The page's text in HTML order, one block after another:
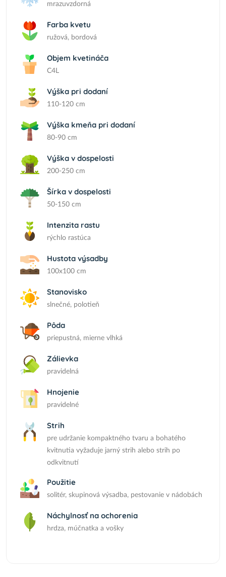
mrazuvzdorná
Farba kvetu
ružová, bordová
Objem kvetináča
C4L
Výška pri dodaní
110-120 cm
Výška kmeňa pri dodaní
80-90 cm
Výška v dospelosti
200-250 cm
Šírka v dospelosti
50-150 cm
Intenzita rastu
rýchlo rastúca
Hustota výsadby
100x100 cm
Stanovisko
slnečné, polotieň
Pôda
priepustná, mierne vlhká
Zálievka
pravidelná
Hnojenie
pravidelné
Strih
pre udržanie kompaktného tvaru a bohatého
kvitnutia vyžaduje jarný strih alebo strih po
odkvitnutí
Použitie
solitér, skupinová výsadba, pestovanie v nádobách
Náchylnosť na ochorenia
hrdza, múčnatka a vošky